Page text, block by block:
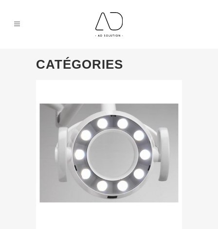
CATÉGORIES